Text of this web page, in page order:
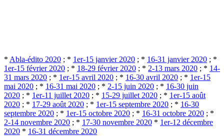
* Abla-édito 2020 ; * 1er-15 janvier 2020 ; * 16-31 janvier 2020 ; *
1er-15 février 2020 ; * 18-29 février 2020 ; * 2-13 mars 2020 ; * 14-
31 mars 2020 ; * 1er-15 avril 2020 ; * 16-30 avril 2020 ; * 1er-15
mai 2020 ; * 16-31 mai 2020 ; * 2-15 juin 2020 ; * 16-30 juin
2020 ; * 1er-11 juillet 2020 ; * 15-29 juillet 2020 ; * 1er-15 août
2020 ; * 17-29 août 2020 ; * 1er-15 septembre 2020 ; * 16-30
septembre 2020 ; * 1er-15 octobre 2020 ; * 16-31 octobre 2020 ; *
2-14 novembre 2020 ; * 17-30 novembre 2020 * 1er-12 décembre
2020 * 16-31 décembre 2020